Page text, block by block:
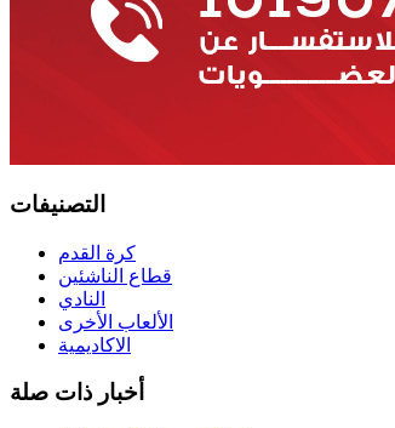
التصنيفات
كرة القدم
قطاع الناشئين
النادي
الألعاب الأخرى
الاكاديمية
أخبار ذات صلة